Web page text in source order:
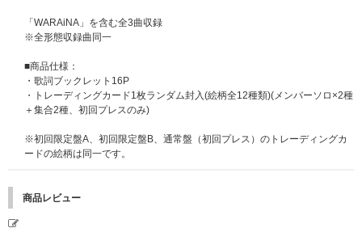
イベント開始：13:00(予定)
受付開始：12:40
受付締切：14:10
・第2部 2ショット撮影会② (メンバー2名同時開催)
イベント開始：15:00(予定)
入場口締切り：15:15
受付締切：16:10
受付開始：16:35
「WARAiNA」を含む全3曲収録
※全形態収録曲同一
■商品仕様：
・歌詞ブックレット16P
・トレーディングカード1枚ランダム封入(絵柄全12種類)(メンバーソロ×2種
＋集合2種、初回プレスのみ)
※初回限定盤A、初回限定盤B、通常盤（初回プレス）のトレーディングカ
ードの絵柄は同一です。
商品レビュー